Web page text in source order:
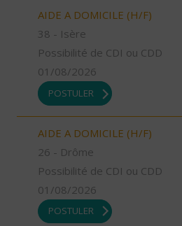
AIDE A DOMICILE (H/F)
38 - Isère
Possibilité de CDI ou CDD
01/08/2026
POSTULER
AIDE A DOMICILE (H/F)
26 - Drôme
Possibilité de CDI ou CDD
01/08/2026
POSTULER